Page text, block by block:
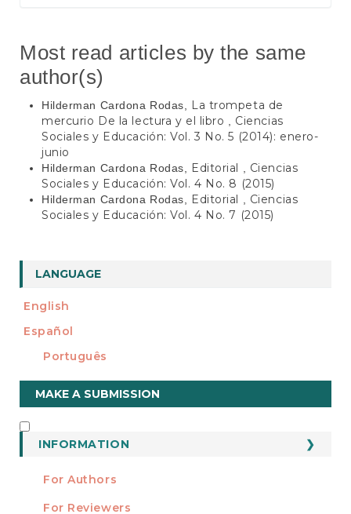
Most read articles by the same
author(s)
Hilderman Cardona Rodas, La trompeta de
mercurio De la lectura y el libro , Ciencias
Sociales y Educación: Vol. 3 No. 5 (2014): enero-
junio
Hilderman Cardona Rodas, Editorial , Ciencias
Sociales y Educación: Vol. 4 No. 8 (2015)
Hilderman Cardona Rodas, Editorial , Ciencias
Sociales y Educación: Vol. 4 No. 7 (2015)
LANGUAGE
English
Español
Português
Make
a
Submission
MAKE A SUBMISSION
INFORMATION
For Authors
For Reviewers